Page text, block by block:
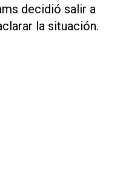
decidió salir a
la situación.